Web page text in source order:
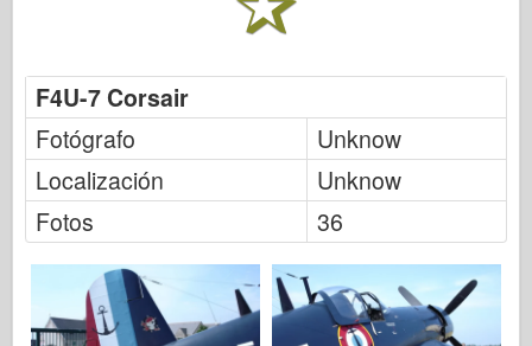
F4U-7 Corsair
Fotógrafo
Unknow
Localización
Unknow
Fotos
36